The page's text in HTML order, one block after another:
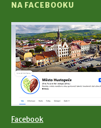
NA FACEBOOKU
Facebook